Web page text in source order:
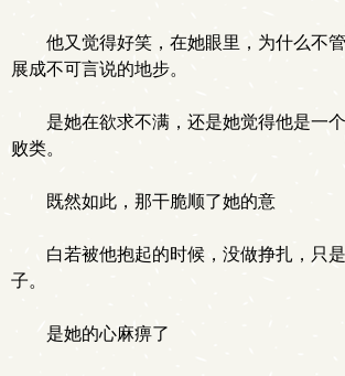
他又觉得好笑，在她眼里，为什么不
展成不可言说的地步。
是她在欲求不满，还是她觉得他是一
败类。
既然如此，那干脆顺了她的意
白若被他抱起的时候，没做挣扎，只
子。
是她的心麻痹了